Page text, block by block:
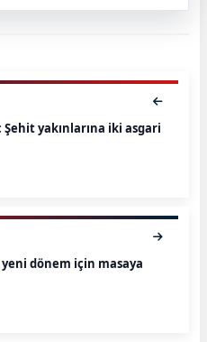
yakınlarına iki asgari
dönem için masaya